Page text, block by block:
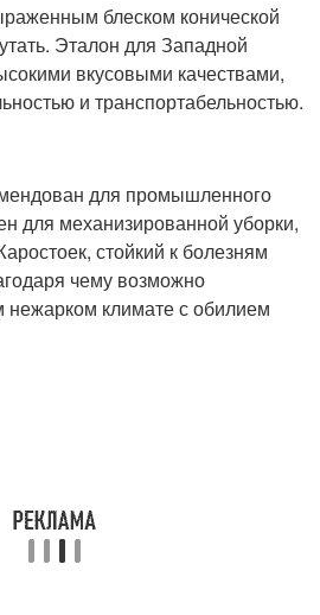
блеском конической
Эталон для Западной
вкусовыми качествами,
и транспортабельностью.
для промышленного
для механизированной уборки,
стойкий к болезням
чему возможно
климате с обилием